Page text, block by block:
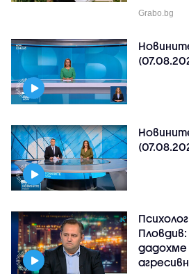
Grabo.bg
дадохме